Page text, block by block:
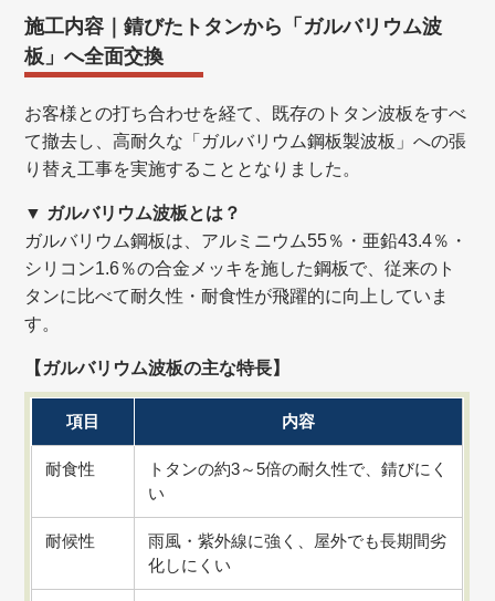
施工内容｜錆びたトタンから「ガルバリウム波
板」へ全面交換
お客様との打ち合わせを経て、既存のトタン波板をすべ
て撤去し、高耐久な「ガルバリウム鋼板製波板」への張
り替え工事を実施することとなりました。
▼ ガルバリウム波板とは？
ガルバリウム鋼板は、アルミニウム55％・亜鉛43.4％・
シリコン1.6％の合金メッキを施した鋼板で、従来のト
タンに比べて耐久性・耐食性が飛躍的に向上していま
す。
【ガルバリウム波板の主な特長】
項目 内容
耐食性
トタンの約3～5倍の耐久性で、錆びにく
い
耐候性
雨風・紫外線に強く、屋外でも長期間劣
化しにくい